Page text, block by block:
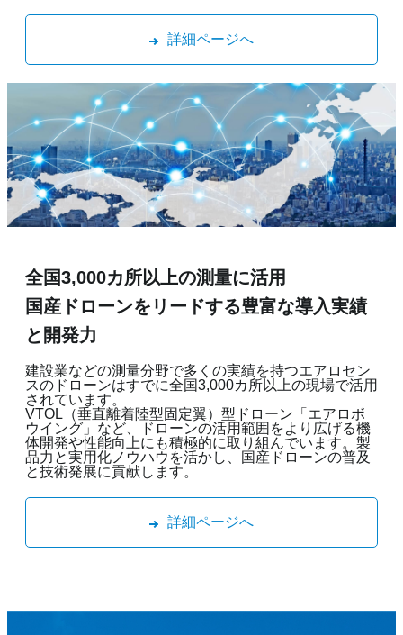
詳細ページへ
全国3,000カ所以上の測量に活用
国産ドローンをリードする豊富な導入実績
と開発力
建設業などの測量分野で多くの実績を持つエアロセン
スのドローンはすでに全国3,000カ所以上の現場で活用
されています。
VTOL（垂直離着陸型固定翼）型ドローン「エアロボ
ウイング」など、ドローンの活用範囲をより広げる機
体開発や性能向上にも積極的に取り組んでいます。製
品力と実用化ノウハウを活かし、国産ドローンの普及
と技術発展に貢献します。
詳細ページへ